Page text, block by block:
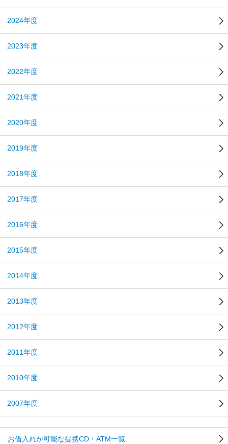
2024年度
2023年度
2022年度
2021年度
2020年度
2019年度
2018年度
2017年度
2016年度
2015年度
2014年度
2013年度
2012年度
2011年度
2010年度
2007年度
お借入れが可能な提携CD・ATM一覧